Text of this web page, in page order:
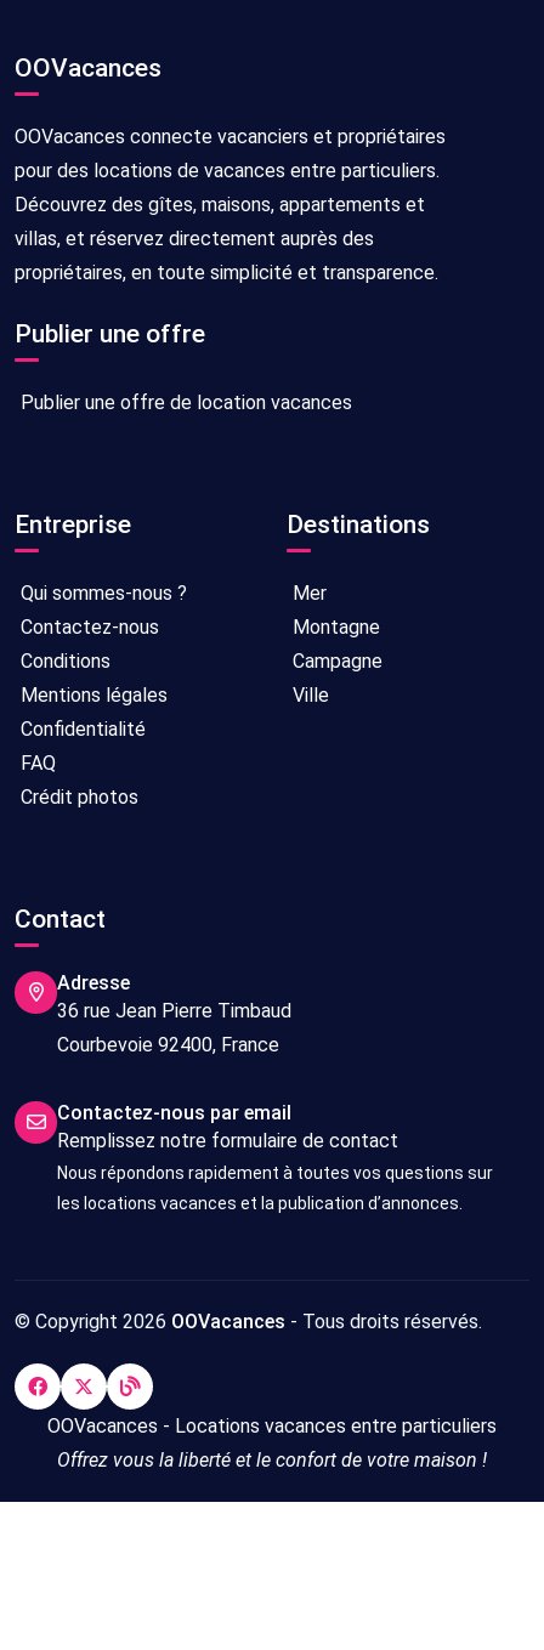
OOVacances
OOVacances connecte vacanciers et propriétaires
pour des locations de vacances entre particuliers.
Découvrez des gîtes, maisons, appartements et
villas, et réservez directement auprès des
propriétaires, en toute simplicité et transparence.
Publier une offre
Publier une offre de location vacances
Entreprise
Qui sommes-nous ?
Contactez-nous
Conditions
Mentions légales
Confidentialité
FAQ
Crédit photos
Destinations
Mer
Montagne
Campagne
Ville
Contact
Adresse
36 rue Jean Pierre Timbaud
Courbevoie 92400, France
Contactez-nous par email
Remplissez notre formulaire de contact
Nous répondons rapidement à toutes vos questions sur
les locations vacances et la publication d’annonces.
© Copyright 2026 OOVacances - Tous droits réservés.
OOVacances - Locations vacances entre particuliers
Offrez vous la liberté et le confort de votre maison !